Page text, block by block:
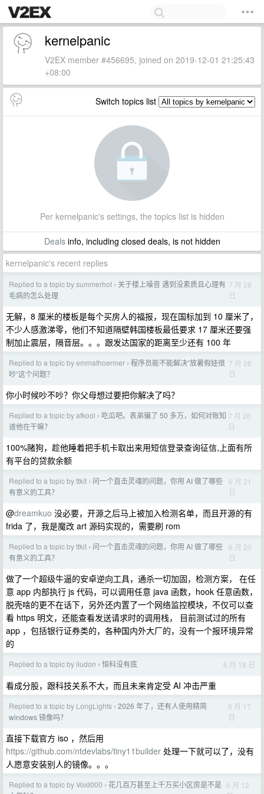
kernelpanic
V2EX member #456695, joined on 2019-12-01 21:25:43
+08:00
Switch topics list
Per kernelpanic's settings, the topics list is hidden
Dealsinfo, including closed deals, is not hidden
kernelpanic's recent replies
Replied to a topic by summerhot › 关于楼上噪音 遇到没素质且心理有
毛病的怎么处理
7 月 28
日
无解，8 厘米的楼板是每个买房人的福报，现在国标加到 10 厘米了，
不少人感激涕零，他们不知道隔壁韩国楼板最低要求 17 厘米还要强
制加止震层，隔音层。。。跟发达国家的距离至少还有 100 年
Replied to a topic by emmathoermer › 程序员能不能解决“放暑假娃很
吵”这个问题？
7 月 26
日
你小时候吵不吵？你父母想过要把你解决了吗？
Replied to a topic by afkool › 吃瓜吧。表弟骗了 50 多万，如何对账知
道他在干嘛？
7 月 20
日
100%赌狗，趁他睡着把手机卡取出来用短信登录查询征信,上面有所
有平台的贷款余额
Replied to a topic by ttkit › 问一个直击灵魂的问题，你用 AI 做了哪些
有意义的工具？
6 月 21
日
@dreamkuo 没必要，开源之后马上被加入检测名单，而且开源的有
frida 了，我是魔改 art 源码实现的，需要刷 rom
Replied to a topic by ttkit › 问一个直击灵魂的问题，你用 AI 做了哪些
有意义的工具？
6 月 20
日
做了一个超级牛逼的安卓逆向工具，通杀一切加固，检测方案， 在任
意 app 内部执行 js 代码，可以调用任意 java 函数，hook 任意函数，
脱壳啥的更不在话下，另外还内置了一个网络监控模块，不仅可以查
看 https 明文，还能查看发送请求时的调用栈， 目前测试过的所有
app ，包括银行证券类的，各种国内外大厂的，没有一个报环境异常
的
Replied to a topic by liudon › 恒科没有底 6 月 18 日
看成分股，跟科技关系不大，而且未来肯定受 AI 冲击严重
Replied to a topic by LongLights › 2026 年了，还有人使用精简
windows 镜像吗？
6 月 17
日
直接下载官方 iso ，然后用
https://github.com/ntdevlabs/tiny11builder 处理一下就可以了，没有
人愿意安装别人的镜像。。。
Replied to a topic by Void000 › 花几百万甚至上千万买小区房是不是 6 月 12